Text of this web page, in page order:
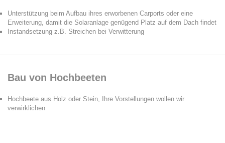
Unterstützung beim Aufbau ihres erworbenen Carports oder eine
Erweiterung, damit die Solaranlage genügend Platz auf dem Dach findet
Instandsetzung z.B. Streichen bei Verwitterung
Bau von Hochbeeten
Hochbeete aus Holz oder Stein, Ihre Vorstellungen wollen wir
verwirklichen